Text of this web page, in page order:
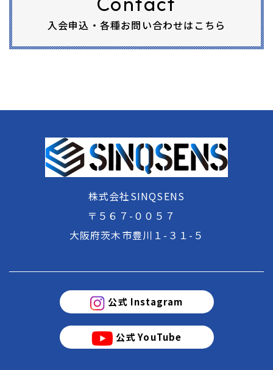
入会申込・各種お問い合わせはこちら
株式会社SINQSENS
〒５６７-０ ０５７
​​​​​​​大阪府茨木市豊川１-３１-５
公式 Instagram
公式 YouTube